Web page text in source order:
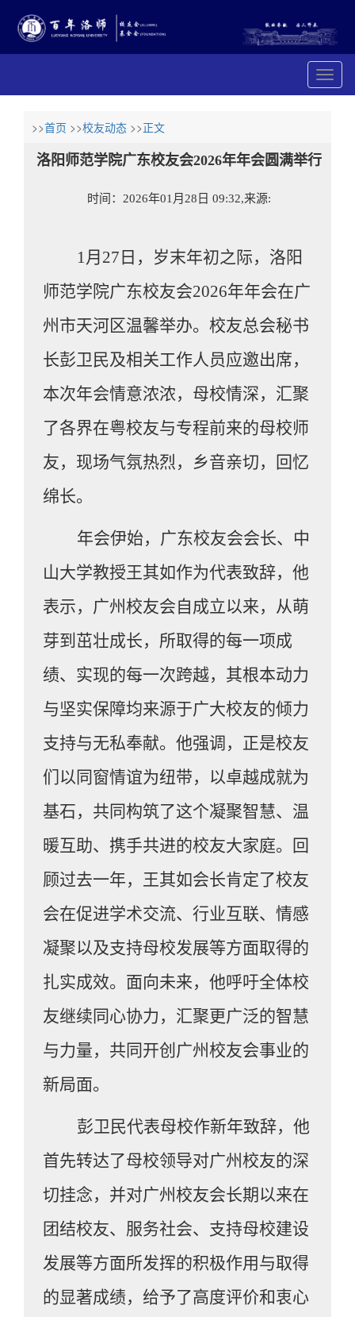
展
开
>>首页 >>校友动态 >>正文
洛阳师范学院广东校友会2026年年会圆满举行
时间：2026年01月28日 09:32,来源:
1月27日，岁末年初之际，洛阳
师范学院广东校友会2026年年会在广
州市天河区温馨举办。校友总会秘书
长彭卫民及相关工作人员应邀出席，
本次年会情意浓浓，母校情深，汇聚
了各界在粤校友与专程前来的母校师
友，现场气氛热烈，乡音亲切，回忆
绵长。
年会伊始， 广东校友会会长、中
山大学教授王其如作为代表致辞，他
表示，广州校友会自成立以来，从萌
芽到茁壮成长，所取得的每一项成
绩、实现的每一次跨越，其根本动力
与坚实保障均来源于广大校友的倾力
支持与无私奉献。他强调，正是校友
们以同窗情谊为纽带，以卓越成就为
基石，共同构筑了这个凝聚智慧、温
暖互助、携手共进的校友大家庭。回
顾过去一年，王其如会长肯定了校友
会在促进学术交流、行业互联、情感
凝聚以及支持母校发展等方面取得的
扎实成效。面向未来，他呼吁全体校
友继续同心协力，汇聚更广泛的智慧
与力量，共同开创广州校友会事业的
新局面。
彭卫民代表母校作新年致辞，他
首先转达了母校领导对广州校友的深
切挂念，并对广州校友会长期以来在
团结校友、服务社会、支持母校建设
发展等方面所发挥的积极作用与取得
的显著成绩，给予了高度评价和衷心